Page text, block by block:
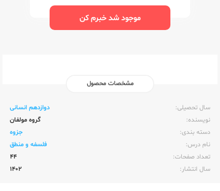
موجود شد خبرم کن
مشخصات محصول
سال تحصیلی:‌
دوازدهم انسانی
نویسنده:‌
گروه مولفان
دسته بندی:
جزوه
نام درس:
فلسفه و منطق
تعداد صفحات:‌
44
سال انتشار:‌
1402